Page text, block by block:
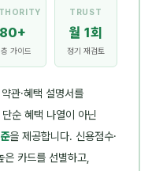
80+
층 가이드
TRUST
월 1회
정기 재검토
관·혜택 설명서를
순 혜택 나열이 아닌
을 제공합니다. 신용점수·
카드를 선별하고,